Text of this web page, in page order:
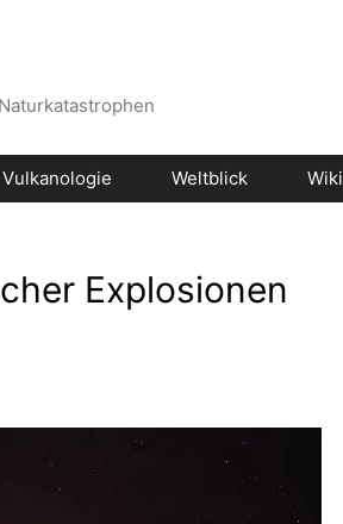
Vulkanologie Weltblick Wiki
Explosionen